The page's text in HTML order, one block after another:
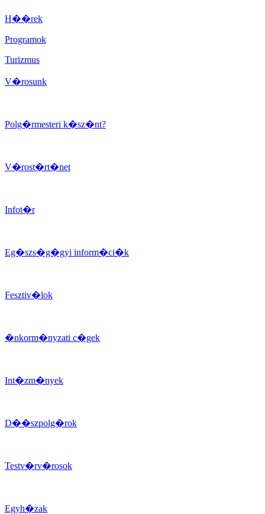
H��rek
Programok
Turizmus
V�rosunk
Polg�rmesteri k�sz�nt?
V�rost�rt�net
Infot�r
Eg�szs�g�gyi inform�ci�k
Fesztiv�lok
�nkorm�nyzati c�gek
Int�zm�nyek
D��szpolg�rok
Testv�rv�rosok
Egyh�zak